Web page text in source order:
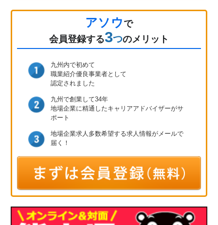
アソウで
会員登録する3つのメリット
九州内で初めて
職業紹介優良事業者として
認定されました
九州で創業して34年
地場企業に精通したキャリアアドバイザーがサ
ポート
地場企業求人多数希望する求人情報がメールで
届く！